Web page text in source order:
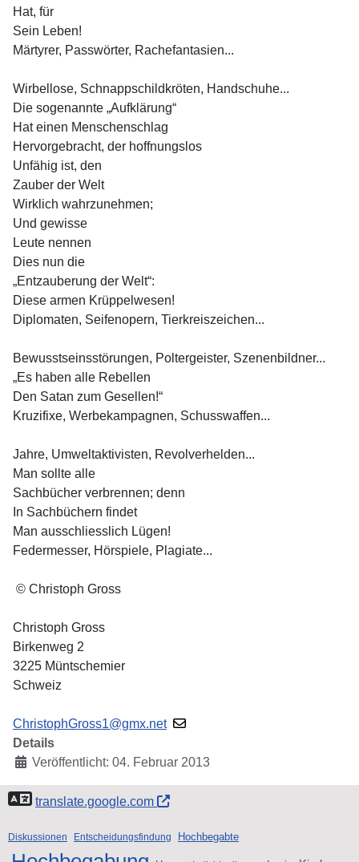
Hat, für
Sein Leben!
Märtyrer, Passwörter, Rachefantasien...
Wirbellose, Schnappschildkröten, Handschuhe...
Die sogenannte „Aufklärung“
Hat einen Menschenschlag
Hervorgebracht, der hoffnungslos
Unfähig ist, den
Zauber der Welt
Wirklich wahrzunehmen;
Und gewisse
Leute nennen
Dies nun die
„Entzauberung der Welt“:
Diese armen Krüppelwesen!
Diplomaten, Seifenopern, Tierkreiszeichen...
Bewusstseinsstörungen, Poltergeister, Szenenbildner...
„Es haben alle Rebellen
Den Satan zum Gesellen!“
Kruzifixe, Werbekampagnen, Schusswaffen...
Jahre, Umweltaktivisten, Revolverhelden...
Man sollte alle
Sachbücher verbrennen; denn
In Sachbüchern findet
Man ausschliesslich Lügen!
Federmesser, Hörspiele, Plagiate...
© Christoph Gross
Christoph Gross
Birkenweg 2
3225 Müntschemier
Schweiz
ChristophGross1@gmx.net
Details
Veröffentlicht: 04. Februar 2013
translate.google.com
Diskussionen Entscheidungsfindung Hochbegabte